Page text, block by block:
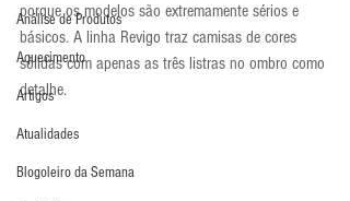
Análise de Produtos
Aquecimento
Artigos
Atualidades
Blogoleiro da Semana
porque os modelos são extremamente sérios e
básicos. A linha Revigo traz camisas de cores
sólidas com apenas as três listras no ombro como
detalhe.